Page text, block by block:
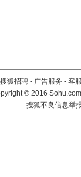
搜狐招聘 - 广告服务 - 客
©2016
搜狐不良信息举